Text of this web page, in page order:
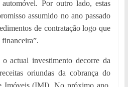
Por outro lado, estas
assumido no ano passado
de contratação logo que
actual investimento decorre da
oriundas da cobrança do